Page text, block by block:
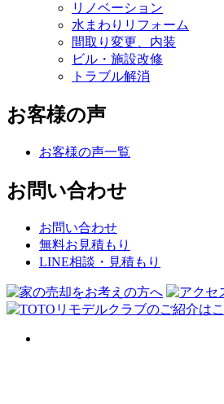
リノベーション
水まわりリフォーム
間取り変更、内装
ビル・施設改修
トラブル解消
お客様の声
お客様の声一覧
お問い合わせ
お問い合わせ
無料お見積もり
LINE相談・見積もり